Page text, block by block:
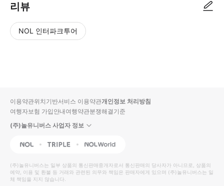
리뷰
NOL 인터파크투어
입니
다.
높
은
순
동
영
상
순
상
이용약관위치기반서비스 이용약관개인정보 처리방침
여행자보험 가입안내여행약관분쟁해결기준
(주)놀유니버스 사업자 정보
NOL Triple Interpark Global
(주)놀유니버스는 일부 상품의 통신판매중개자로서 통신판매의 당사자가 아니므로, 상품의
예약, 이용 및 환불 등 거래와 관련된 의무와 책임은 판매자에게 있으며 (주)놀유니버스는 일
체 책임을 지지 않습니다.